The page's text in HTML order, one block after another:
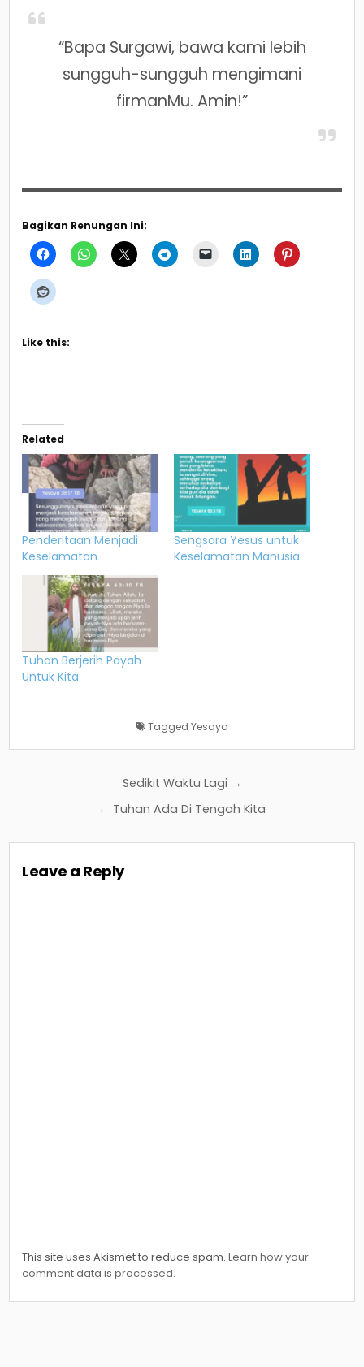
“Bapa Surgawi, bawa kami lebih
sungguh-sungguh mengimani
firmanMu. Amin!”
Bagikan Renungan Ini:
Like this:
Related
Penderitaan Menjadi
Keselamatan
Sengsara Yesus untuk
Keselamatan Manusia
Tuhan Berjerih Payah
Untuk Kita
Tagged Yesaya
navigation
Sedikit Waktu Lagi →
← Tuhan Ada Di Tengah Kita
Leave a Reply
This site uses Akismet to reduce spam.Learn how your
comment data is processed.